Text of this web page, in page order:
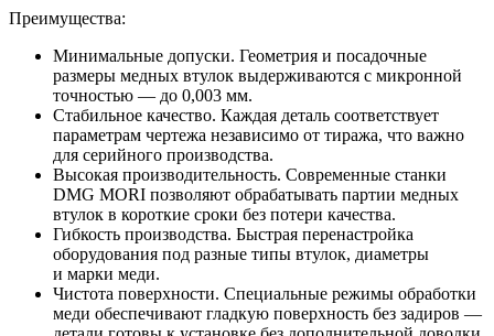
Преимущества:
Минимальные допуски. Геометрия и посадочные
размеры медных втулок выдерживаются с микронной
точностью — до 0,003 мм.
Стабильное качество. Каждая деталь соответствует
параметрам чертежа независимо от тиража, что важно
для серийного производства.
Высокая производительность. Современные станки
DMG MORI позволяют обрабатывать партии медных
втулок в короткие сроки без потери качества.
Гибкость производства. Быстрая перенастройка
оборудования под разные типы втулок, диаметры
и марки меди.
Чистота поверхности. Специальные режимы обработки
меди обеспечивают гладкую поверхность без задиров —